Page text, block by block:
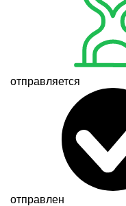
отправляется
отправлен